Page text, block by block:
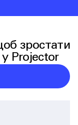
зростати
у Projector